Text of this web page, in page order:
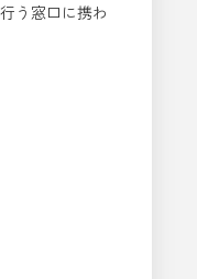
う窓口に携わ